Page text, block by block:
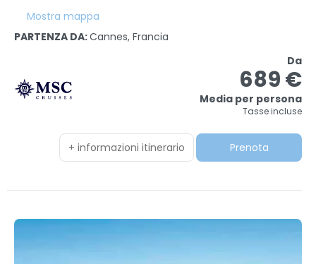
Mostra mappa
PARTENZA DA:Cannes, Francia
Da
689 €
Media per persona
Tasse incluse
+ informazioni itinerario Prenota